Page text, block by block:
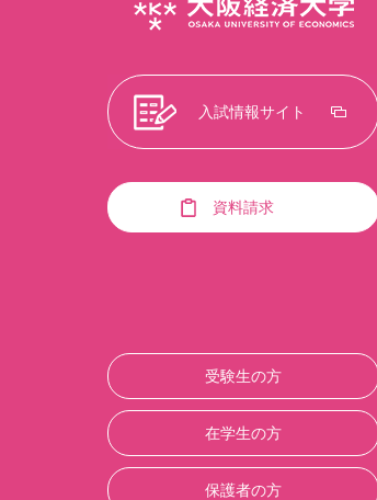
入試情報サイト
資料請求
受験生の方
在学生の方
保護者の方